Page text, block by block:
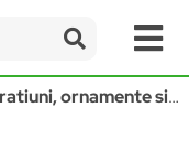
ornamente si articole Craciun